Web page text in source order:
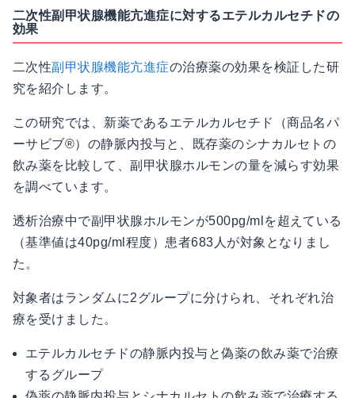
二次性副甲状腺機能亢進症に対するエテルカルセチドの
効果
二次性副甲状腺機能亢進症の治療薬の効果を検証した研
究を紹介します。
この研究では、新薬であるエテルカルセチド（商品名パ
ーサビブ®）の静脈内投与と、既存薬のシナカルセトの
飲み薬を比較して、副甲状腺ホルモンの量を減らす効果
を調べています。
透析治療中で副甲状腺ホルモンが500pg/mlを超えている
（基準値は40pg/ml程度）患者683人が対象となりまし
た。
対象者はランダムに2グループに分けられ、それぞれ治
療を受けました。
エテルカルセチドの静脈内投与と偽薬の飲み薬で治療
するグループ